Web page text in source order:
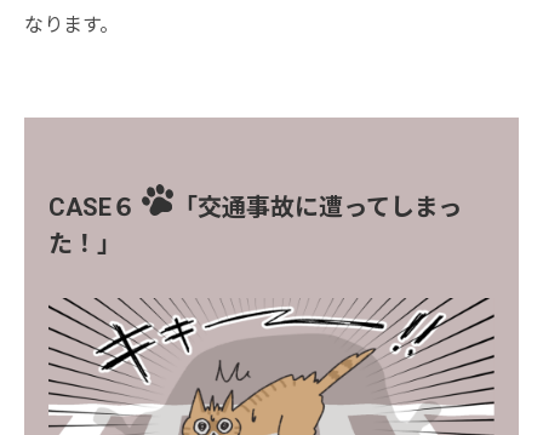
なります。
CASE６
「交通事故に遭ってしまっ
た！」